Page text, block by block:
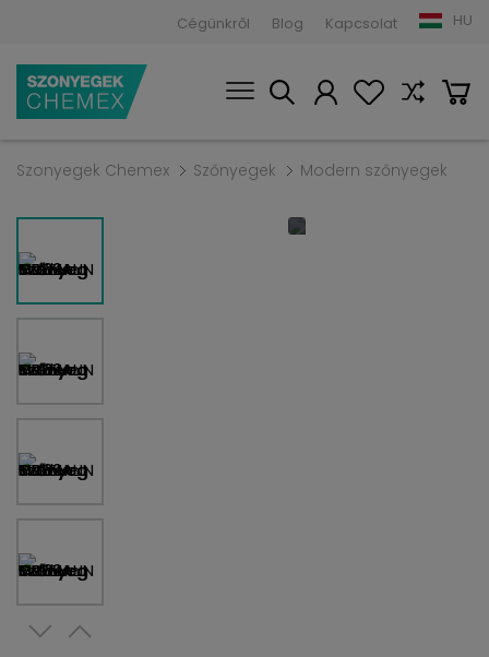
Cégünkről Blog Kapcsolat HU
Szonyegek Chemex Szőnyegek Modern szőnyegek